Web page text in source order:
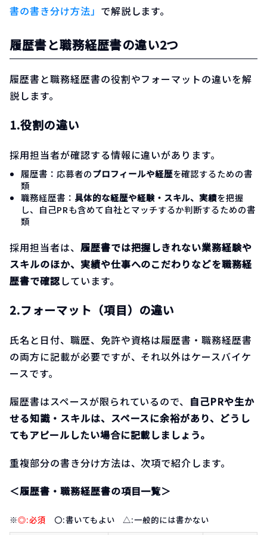
書の書き分け方法」 で解説します。
履歴書と職務経歴書の違い2つ
履歴書と職務経歴書の役割やフォーマットの違いを解
説します。
1.役割の違い
採用担当者が確認する情報に違いがあります。
履歴書：応募者のプロフィールや経歴を確認するための書
類
職務経歴書： 具体的な経歴や経験・スキル、実績を把握
し、自己PRも含めて自社とマッチするか判断するための書
類
採用担当者は、 履歴書では把握しきれない業務経験や
スキルのほか、実績や仕事へのこだわりなどを職務経
歴書で確認しています。
2.フォーマット（項目）の違い
氏名と日付、職歴、免許や資格は履歴書・職務経歴書
の両方に記載が必要ですが、それ以外はケースバイケ
ースです。
履歴書はスペースが限られているので、 自己PRや生か
せる知識・スキルは、スペースに余裕があり、どうし
てもアピールしたい場合に記載しましょう。
重複部分の書き分け方法は、次項で紹介します。
＜履歴書・職務経歴書の項目一覧＞
※◎:必須 〇:書いてもよい △:一般的には書かない